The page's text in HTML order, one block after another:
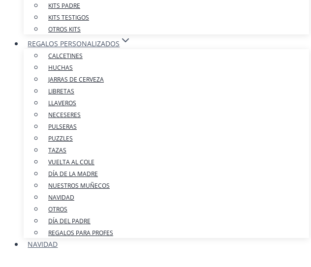
KITS PADRE
KITS TESTIGOS
OTROS KITS
REGALOS PERSONALIZADOS
CALCETINES
HUCHAS
JARRAS DE CERVEZA
LIBRETAS
LLAVEROS
NECESERES
PULSERAS
PUZZLES
TAZAS
VUELTA AL COLE
DÍA DE LA MADRE
NUESTROS MUÑECOS
NAVIDAD
OTROS
DÍA DEL PADRE
REGALOS PARA PROFES
NAVIDAD